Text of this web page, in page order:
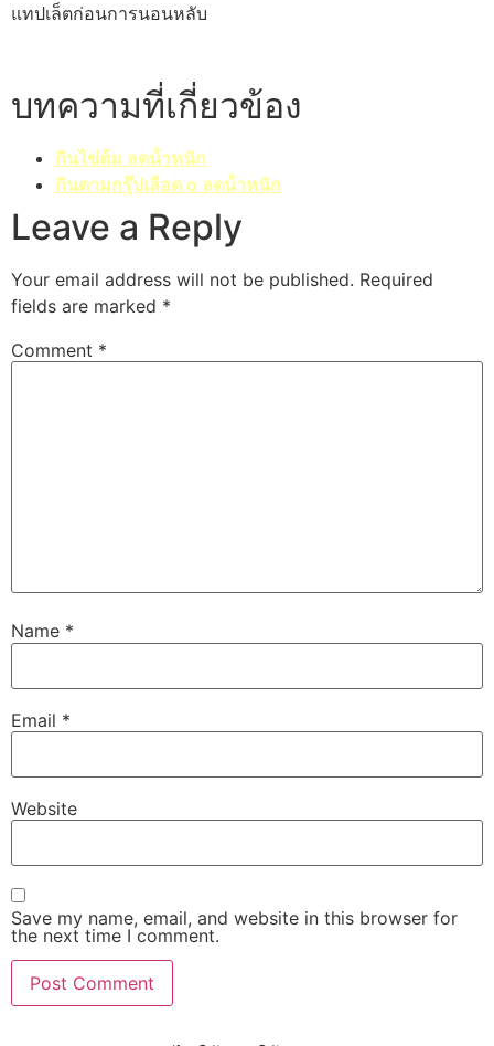
แทปเล็ตก่อนการนอนหลับ
บทความที่เกี่ยวข้อง
กินไข่ต้ม ลดน้ําหนัก
กินตามกรุ๊ปเลือด o ลดน้ําหนัก
Leave a Reply
Your email address will not be published. Required
fields are marked *
Comment *
Name *
Email *
Website
Save my name, email, and website in this browser for
the next time I comment.